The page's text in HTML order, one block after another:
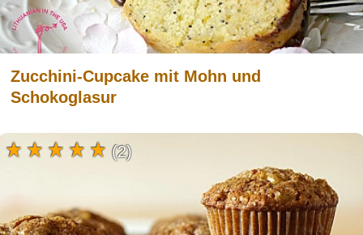
Zucchini-Cupcake mit Mohn und
Schokoglasur
(2)